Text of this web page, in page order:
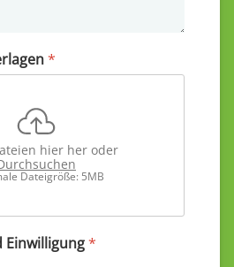
*
hier her oder
Dateigröße: 5MB
Einwilligung*